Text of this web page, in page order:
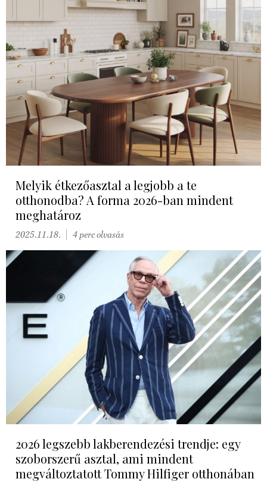
Melyik étkezőasztal a legjobb a te
otthonodba? A forma 2026-ban mindent
meghatároz
2025.11.18. 4 perc olvasás
2026 legszebb lakberendezési trendje: egy
szoborszerű asztal, ami mindent
megváltoztatott Tommy Hilfiger otthonában